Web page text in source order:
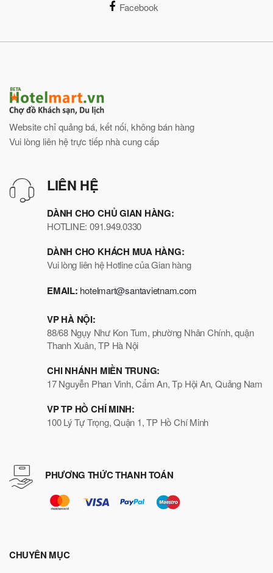
Facebook
Website chỉ quảng bá, kết nối, không bán hàng
Vui lòng liên hệ trực tiếp nhà cung cấp
LIÊN HỆ
DÀNH CHO CHỦ GIAN HÀNG:
HOTLINE: 091.949.0330
DÀNH CHO KHÁCH MUA HÀNG:
Vui lòng liên hệ Hotline của Gian hàng
EMAIL: hotelmart@santavietnam.com
VP HÀ NỘI:
88/68 Ngụy Như Kon Tum, phường Nhân Chính, quận
Thanh Xuân, TP Hà Nội
CHI NHÁNH MIỀN TRUNG:
17 Nguyễn Phan Vinh, Cẩm An, Tp Hội An, Quảng Nam
VP TP HỒ CHÍ MINH:
100 Lý Tự Trọng, Quận 1, TP Hồ Chí Minh
PHƯƠNG THỨC THANH TOÁN
CHUYÊN MỤC